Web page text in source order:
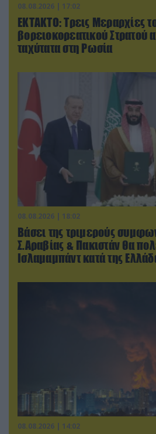
08.08.2026 | 17:02
ΕΚΤΑΚΤΟ: Τρεις Μεραρχίες
βορειοκορεατικού Στρατού
ταχύτατα στη Ρωσία
08.08.2026 | 18:02
Βάσει της τριμερούς
Σ.Αραβίας & Πακιστάν θα
Ισλαμαμπάντ κατά της
08.08.2026 | 14:02